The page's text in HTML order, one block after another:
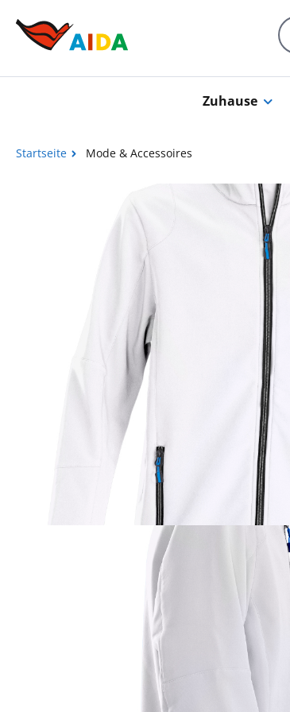
Zuhause
Startseite Mode & Accessoires